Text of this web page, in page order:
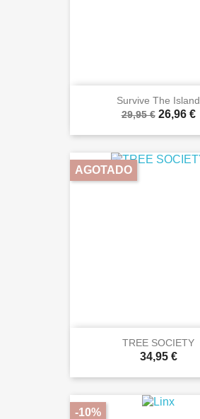
Survive The Island
29,95 € 26,96 €
TREE SOCIETY
34,95 €
AGOTADO
-10%